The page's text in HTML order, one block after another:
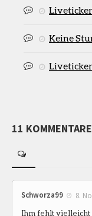
Keine
11 KOMMENTARE
Schworza99 8.
Ihm fehlt vielleicht